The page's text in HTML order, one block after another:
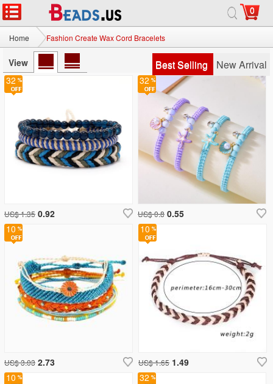
0
Home Fashion Create Wax Cord Bracelets
View Best Selling New Arrival
32
US$ 1.35 0.92
10
US$ 1.65 1.49
10
US$ 3.03 2.73
10
32
US$ 0.8 0.55
32